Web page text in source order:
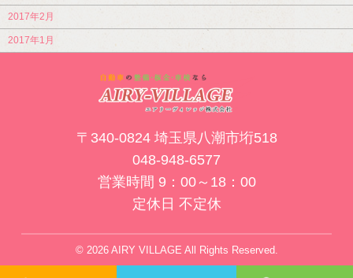
2017年2月
2017年1月
〒340-0824 埼玉県八潮市垳518
048-948-6577
営業時間 9：00～18：00
定休日 不定休
© 2026 AIRY VILLAGE All Rights Reserved.